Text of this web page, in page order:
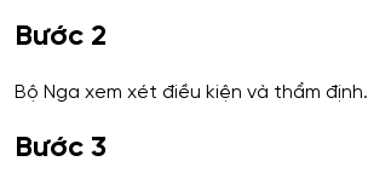
Bước 2
Bộ Nga xem xét điều kiện và thẩm định.
Bước 3